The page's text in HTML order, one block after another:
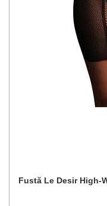
Fustă Le Desir High-